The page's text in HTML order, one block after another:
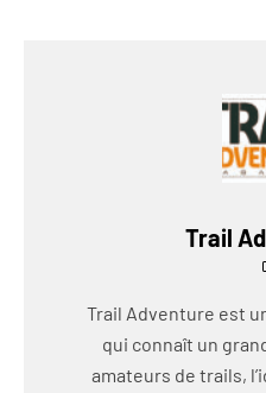
Trail
Trail Adventure est
qui connaît un
amateurs de trails,